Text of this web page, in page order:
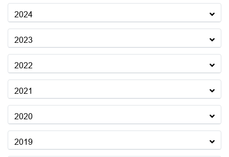
2024
2023
2022
2021
2020
2019